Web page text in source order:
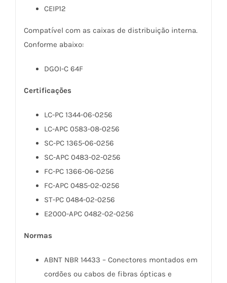
CEIP12
Compatível com as caixas de distribuição interna.
Conforme abaixo:
DGOI-C 64F
Certificações
LC-PC 1344-06-0256
LC-APC 0583-08-0256
SC-PC 1365-06-0256
SC-APC 0483-02-0256
FC-PC 1366-06-0256
FC-APC 0485-02-0256
ST-PC 0484-02-0256
E2000-APC 0482-02-0256
Normas
ABNT NBR 14433 – Conectores montados em
cordões ou cabos de fibras ópticas e